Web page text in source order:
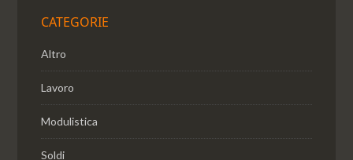
CATEGORIE
Altro
Lavoro
Modulistica
Soldi